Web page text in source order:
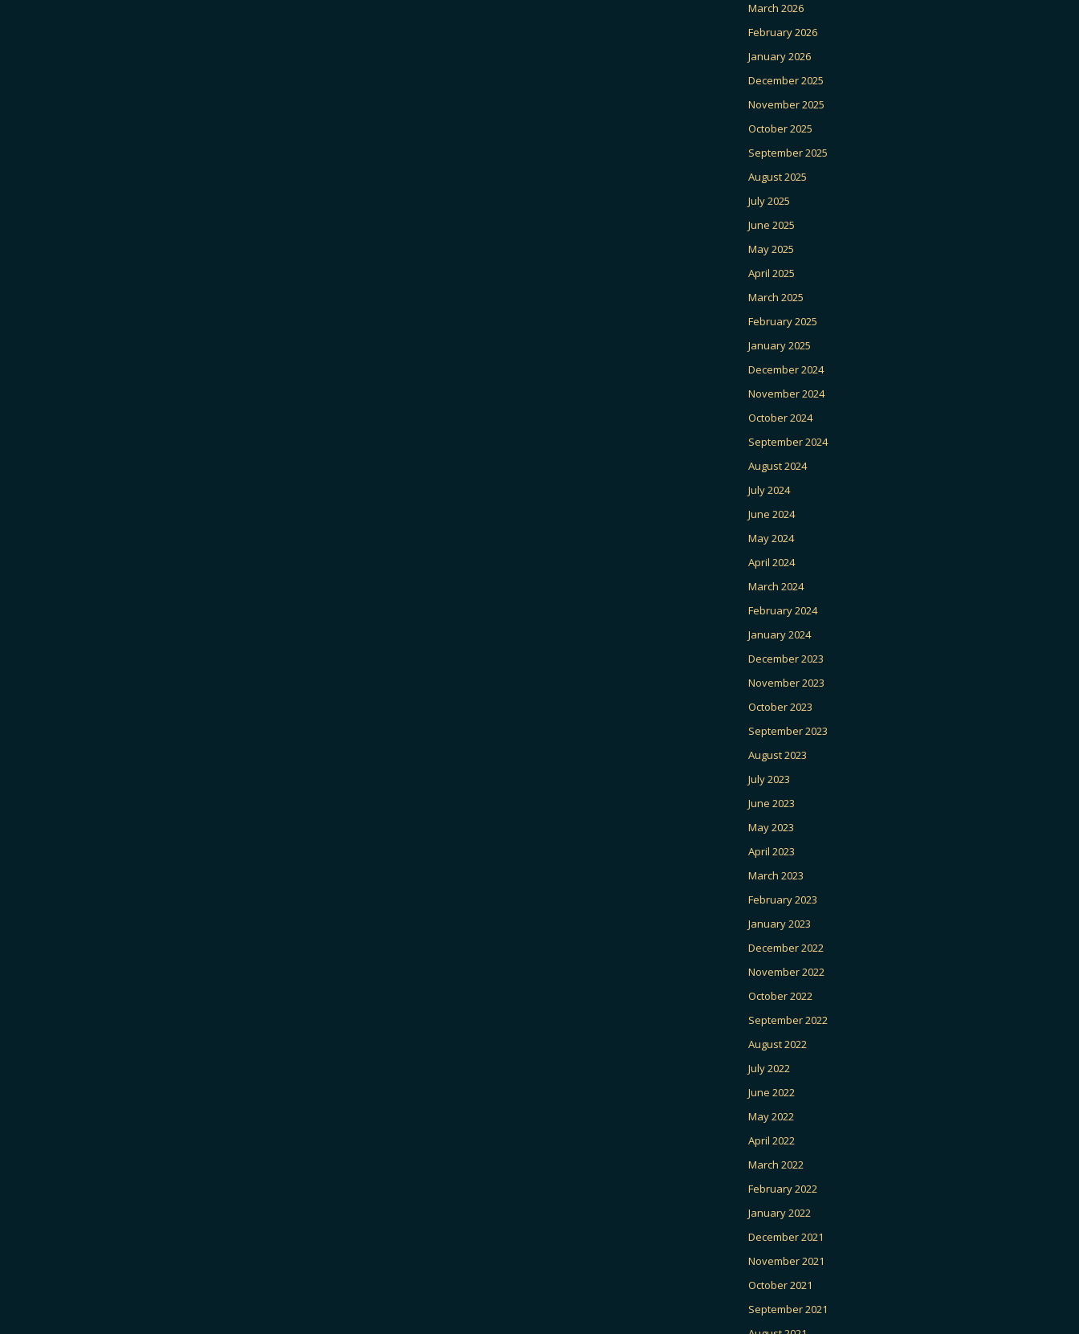
March 2026
February 2026
January 2026
December 2025
November 2025
October 2025
September 2025
August 2025
July 2025
June 2025
May 2025
April 2025
March 2025
February 2025
January 2025
December 2024
November 2024
October 2024
September 2024
August 2024
July 2024
June 2024
May 2024
April 2024
March 2024
February 2024
January 2024
December 2023
November 2023
October 2023
September 2023
August 2023
July 2023
June 2023
May 2023
April 2023
March 2023
February 2023
January 2023
December 2022
November 2022
October 2022
September 2022
August 2022
July 2022
June 2022
May 2022
April 2022
March 2022
February 2022
January 2022
December 2021
November 2021
October 2021
September 2021